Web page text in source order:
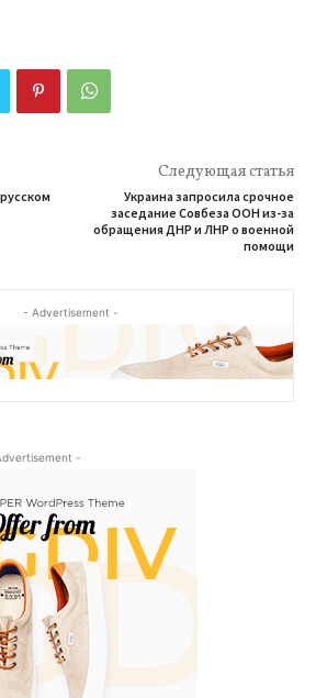
Следующая статья
Украина запросила срочное
заседание Совбеза ООН из-за
обращения ДНР и ЛНР о военной
помощи
- Advertisement -
-